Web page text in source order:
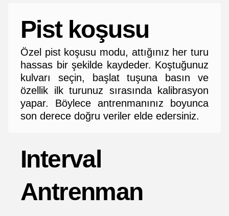
Pist koşusu
Özel pist koşusu modu, attığınız her turu
hassas bir şekilde kaydeder. Koştuğunuz
kulvarı seçin, başlat tuşuna basın ve
özellik ilk turunuz sırasında kalibrasyon
yapar. Böylece antrenmanınız boyunca
son derece doğru veriler elde edersiniz.
Interval
Antrenman